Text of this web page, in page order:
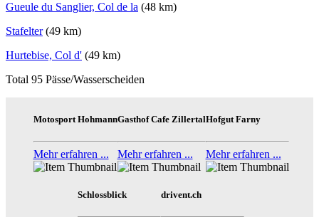
Gueule du Sanglier, Col de la (48 km)
Stafelter(49 km)
Hurtebise, Col d' (49 km)
Total 95 Pässe/Wasserscheiden
Motosport Hohmann
Mehr erfahren ...
Gasthof Cafe Zillertal
Mehr erfahren ...
Hofgut Farny
Mehr erfahren ...
Schlossblick drivent.ch